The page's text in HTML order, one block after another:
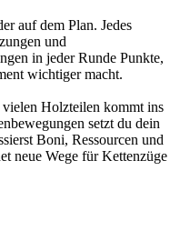
auf dem Plan. Jedes
und
in jeder Runde Punkte,
wichtiger macht.
Holzteilen kommt ins
setzt du dein
Boni, Ressourcen und
neue Wege für Kettenzüge